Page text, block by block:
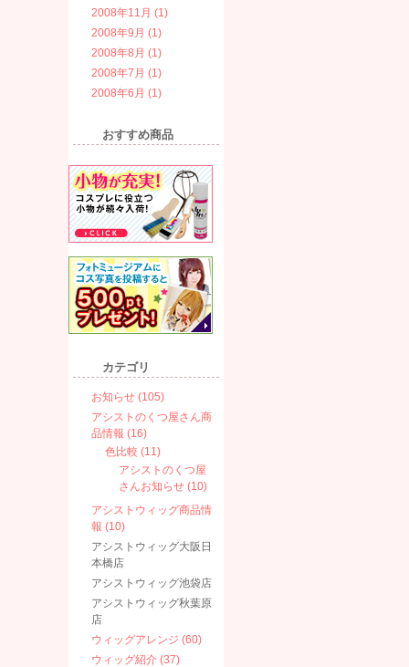
2008年11月 (1)
2008年9月 (1)
2008年8月 (1)
2008年7月 (1)
2008年6月 (1)
おすすめ商品
カテゴリ
お知らせ (105)
アシストのくつ屋さん商
品情報 (16)
色比較 (11)
アシストのくつ屋
さんお知らせ (10)
アシストウィッグ商品情
報 (10)
アシストウィッグ大阪日
本橋店
アシストウィッグ池袋店
アシストウィッグ秋葉原
店
ウィッグアレンジ (60)
ウィッグ紹介 (37)